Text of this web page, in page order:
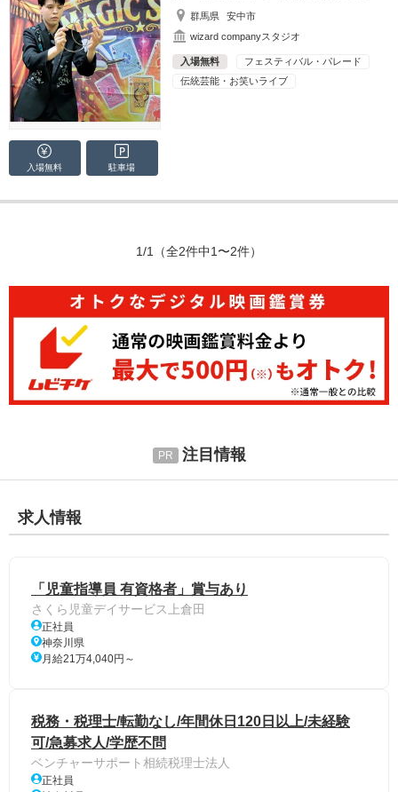
群馬県
安中市
wizard companyスタジオ
入場無料
フェスティバル・パレード
伝統芸能・お笑いライブ
入場無料 駐車場
1/1 （全2件中1〜2件）
注目情報
求人情報
「児童指導員 有資格者」賞与あり
さくら児童デイサービス上倉田
正社員
神奈川県
月給21万4,040円～
税務・税理士/転勤なし/年間休日120日以上/未経験
可/急募求人/学歴不問
ベンチャーサポート相続税理士法人
正社員